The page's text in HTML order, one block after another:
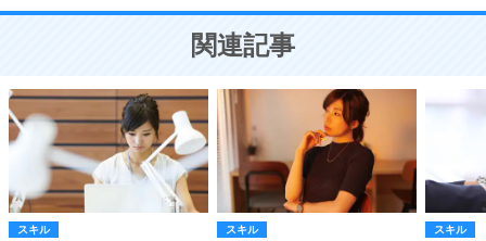
ことが大切。
関連記事
スキル スキル スキル